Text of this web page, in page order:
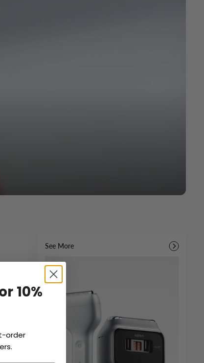
See More
10%
order